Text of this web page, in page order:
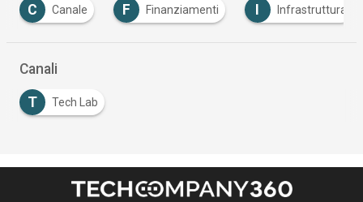
C Canale F Finanziamenti I Infrastruttura
Canali
T Tech Lab